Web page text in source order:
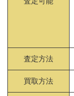
査定方法
買取方法